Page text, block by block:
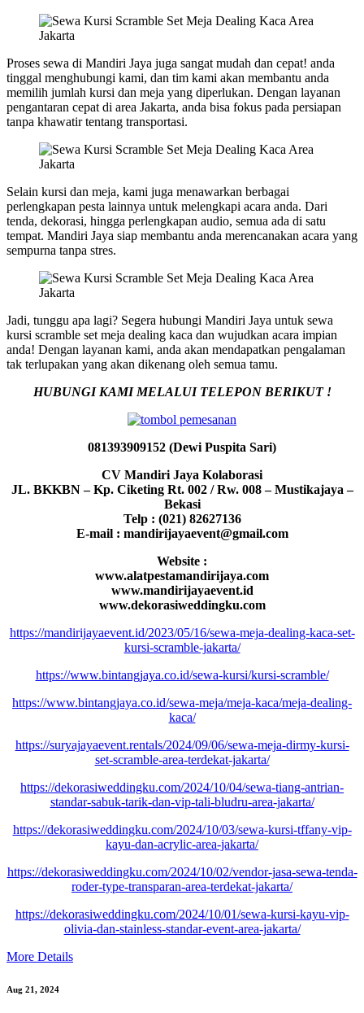
Proses sewa di Mandiri Jaya juga sangat mudah dan cepat! anda
tinggal menghubungi kami, dan tim kami akan membantu anda
memilih jumlah kursi dan meja yang diperlukan. Dengan layanan
pengantaran cepat di area Jakarta, anda bisa fokus pada persiapan
tanpa khawatir tentang transportasi.
Selain kursi dan meja, kami juga menawarkan berbagai
perlengkapan pesta lainnya untuk melengkapi acara anda. Dari
tenda, dekorasi, hingga perlengkapan audio, semua ada di satu
tempat. Mandiri Jaya siap membantu anda merencanakan acara yang
sempurna tanpa stres.
Jadi, tunggu apa lagi? Segera hubungi Mandiri Jaya untuk sewa
kursi scramble set meja dealing kaca dan wujudkan acara impian
anda! Dengan layanan kami, anda akan mendapatkan pengalaman
tak terlupakan yang akan dikenang oleh semua tamu.
HUBUNGI KAMI MELALUI TELEPON BERIKUT !
081393909152 (Dewi Puspita Sari)
CV Mandiri Jaya Kolaborasi
JL. BKKBN – Kp. Ciketing Rt. 002 / Rw. 008 – Mustikajaya –
Bekasi
Telp : (021) 82627136
E-mail : mandirijayaevent@gmail.com
Website :
www.alatpestamandirijaya.com
www.mandirijayaevent.id
www.dekorasiweddingku.com
https://mandirijayaevent.id/2023/05/16/sewa-meja-dealing-kaca-set-
kursi-scramble-jakarta/
https://www.bintangjaya.co.id/sewa-kursi/kursi-scramble/
https://www.bintangjaya.co.id/sewa-meja/meja-kaca/meja-dealing-
kaca/
https://suryajayaevent.rentals/2024/09/06/sewa-meja-dirmy-kursi-
set-scramble-area-terdekat-jakarta/
https://dekorasiweddingku.com/2024/10/04/sewa-tiang-antrian-
standar-sabuk-tarik-dan-vip-tali-bludru-area-jakarta/
https://dekorasiweddingku.com/2024/10/03/sewa-kursi-tffany-vip-
kayu-dan-acrylic-area-jakarta/
https://dekorasiweddingku.com/2024/10/02/vendor-jasa-sewa-tenda-
roder-type-transparan-area-terdekat-jakarta/
https://dekorasiweddingku.com/2024/10/01/sewa-kursi-kayu-vip-
olivia-dan-stainless-standar-event-area-jakarta/
More Details
Aug 21, 2024